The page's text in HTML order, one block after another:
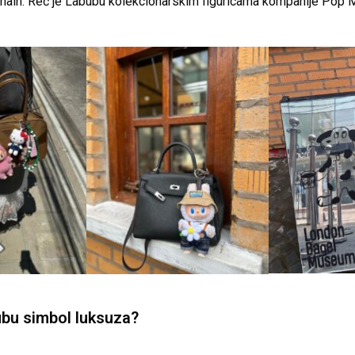
simbol luksuza?